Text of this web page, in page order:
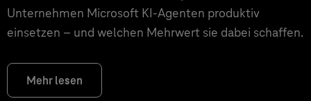
Unternehmen Microsoft KI-Agenten produktiv
einsetzen – und welchen Mehrwert sie dabei schaffen.
Mehr lesen